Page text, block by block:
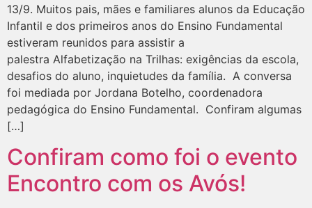
13/9. Muitos pais, mães e familiares alunos da Educação
Infantil e dos primeiros anos do Ensino Fundamental
estiveram reunidos para assistir a
palestra Alfabetização na Trilhas: exigências da escola,
desafios do aluno, inquietudes da família. A conversa
foi mediada por Jordana Botelho, coordenadora
pedagógica do Ensino Fundamental. Confiram algumas
[…]
Confiram como foi o evento
Encontro com os Avós!